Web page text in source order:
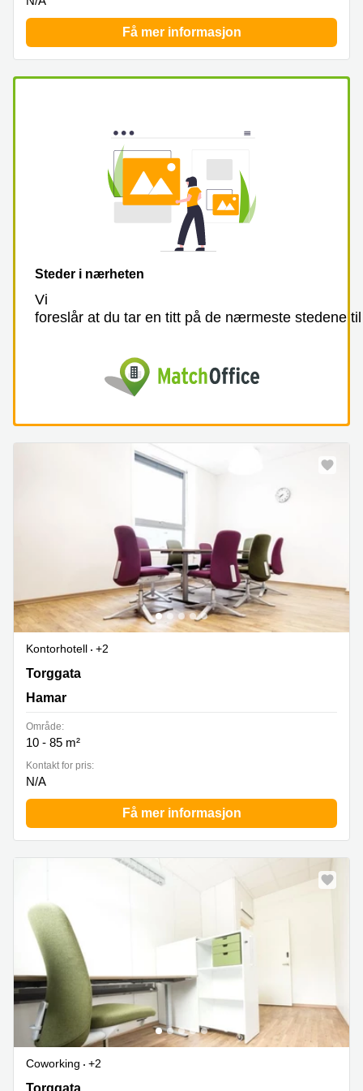
Få mer informasjon
Steder i nærheten
Vi
foreslår at du tar en titt på de nærmeste stedene
Kontorhotell
+2
Torggata 3, Hamar
Torggata
Hamar
Område:
10 - 85 m²
Kontakt for pris:
N/A
Få mer informasjon
Coworking
+2
Torggata 3, Hamar